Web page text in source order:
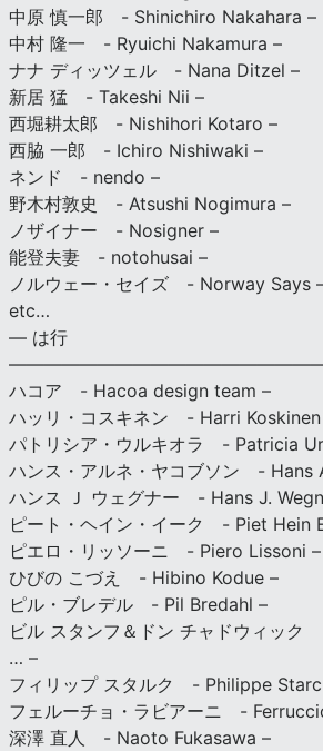
中原 慎一郎 - Shinichiro Nakahara –
中村 隆一 - Ryuichi Nakamura –
ナナ ディッツェル - Nana Ditzel –
新居 猛 - Takeshi Nii –
西堀耕太郎 - Nishihori Kotaro –
西脇 一郎 - Ichiro Nishiwaki –
ネンド - nendo –
野木村敦史 - Atsushi Nogimura –
ノザイナー - Nosigner –
能登夫妻 - notohusai –
ノルウェー・セイズ - Norway Says
etc…
— は行
ハコア - Hacoa design team –
ハッリ・コスキネン - Harri
パトリシア・ウルキオラ - Patricia
ハンス・アルネ・ヤコブソン - Hans
ハンス Ｊ ウェグナー - Hans J.
ピート・ヘイン・イーク - Piet Hein
ピエロ・リッソーニ - Piero Lissoni –
ひびの こづえ - Hibino Kodue –
ピル・ブレデル - Pil Bredahl –
ビル スタンフ＆ドン チャドウィッ
… –
フィリップ スタルク - Philippe
フェルーチョ・ラビアーニ -
深澤 直人 - Naoto Fukasawa –